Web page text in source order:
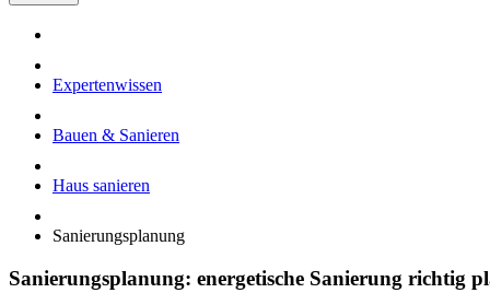
Expertenwissen
Bauen & Sanieren
Haus sanieren
Sanierungsplanung
Sanierungsplanung: energetische Sanierung richtig